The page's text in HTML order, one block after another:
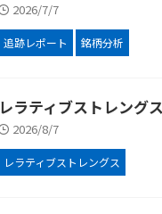
2026/7/7
追跡レポート 銘柄分析
レラティブストレング
2026/8/7
レラティブストレングス